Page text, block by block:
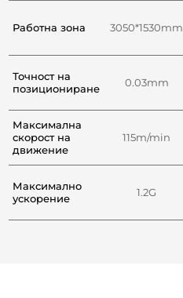
Работна зона 3050*1530mm
Точност на
позициониране
0.03mm
Максимална
скорост на
движение
115m/min
Максимално
ускорение
1.2G